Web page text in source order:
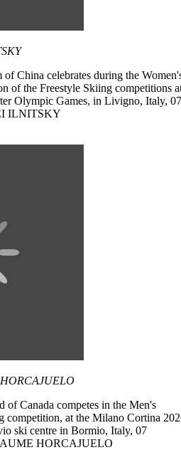
China celebrates during the
of the Freestyle Skiing competitions
Olympic Games, in Livigno, Italy, 07
ILNITSKY
of Canada competes in the Men's
at the Milano Cortina
ski centre in Bormio, Italy, 07
HORCAJUELO